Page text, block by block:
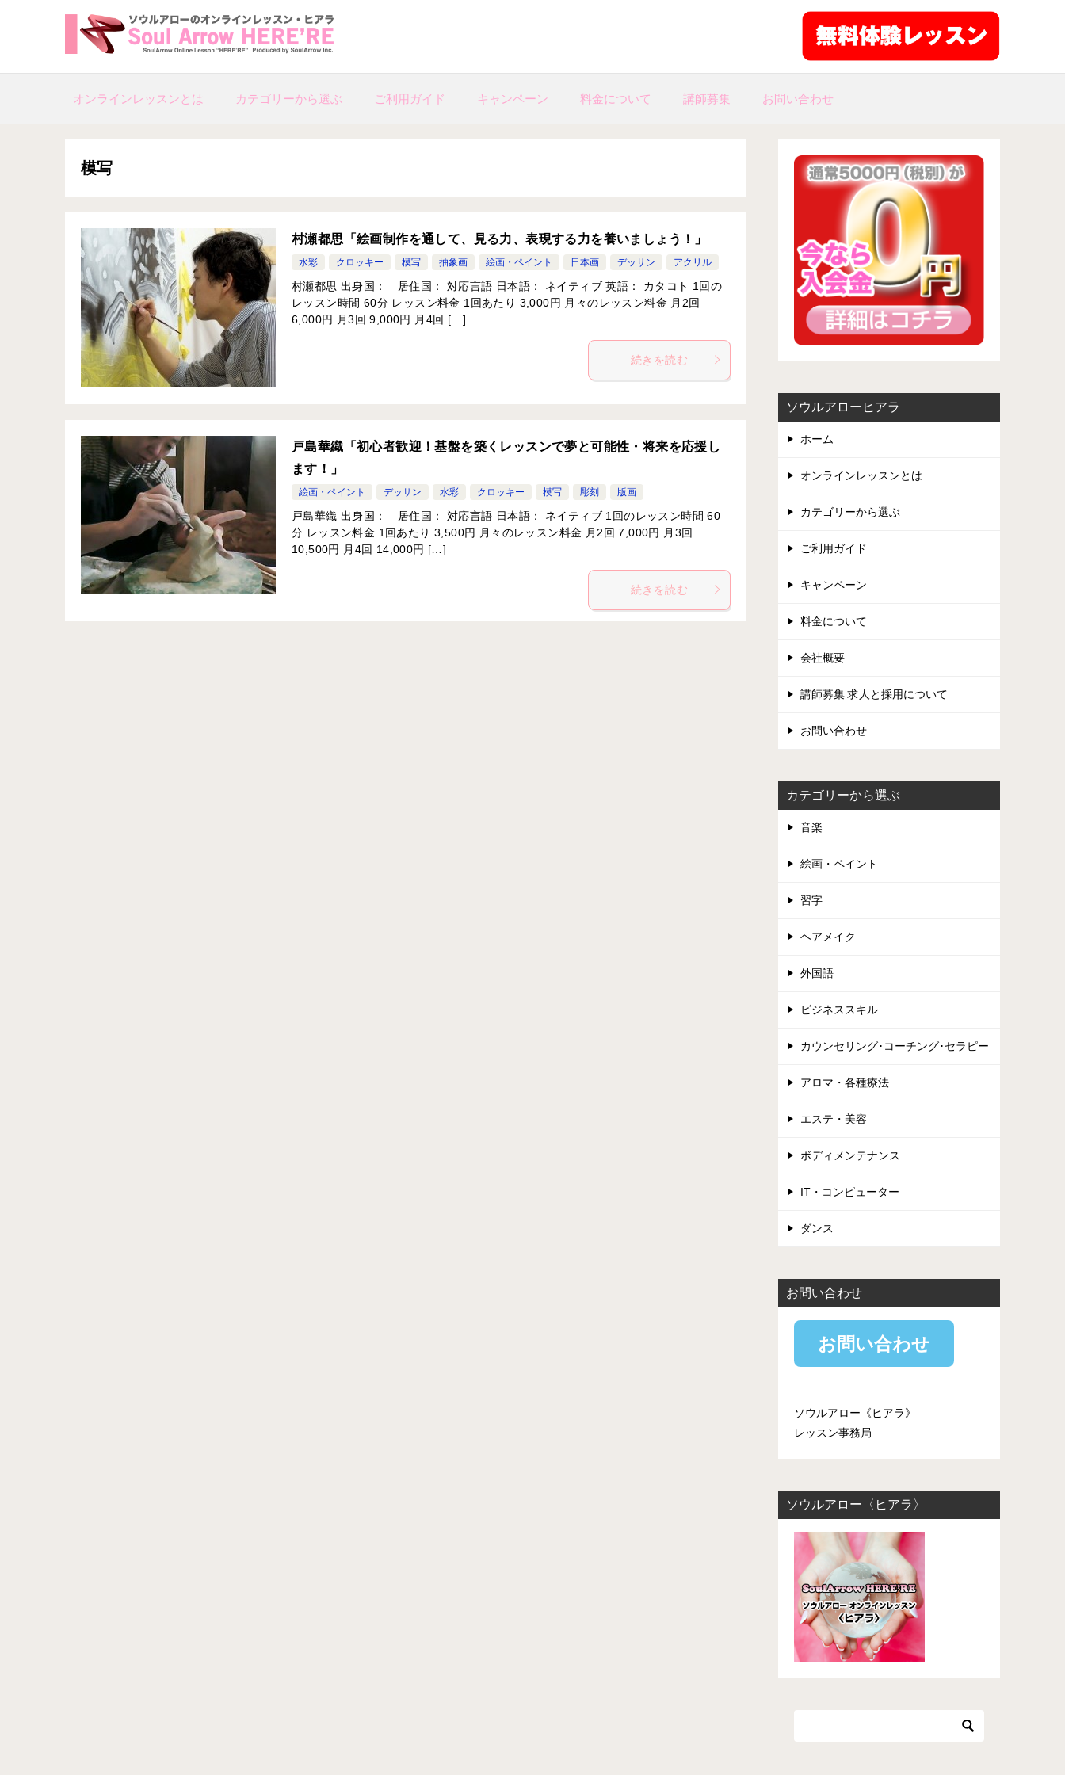
オンラインレッスンとは カテゴリーから選ぶ ご利用ガイド キャンペーン 料金について 講師募集 お問い合わせ
模写
村瀬都思「絵画制作を通して、見る力、表現する力を養いましょう！」
水彩 クロッキー 模写 抽象画 絵画・ペイント 日本画 デッサン アクリル
村瀬都思 出身国： 居住国： 対応言語 日本語： ネイティブ 英語： カタコト 1回の
レッスン時間 60分 レッスン料金 1回あたり 3,000円 月々のレッスン料金 月2回
6,000円 月3回 9,000円 月4回 […]
続きを読む
戸島華織「初心者歓迎！基盤を築くレッスンで夢と可能性・将来を応援し
ます！」
絵画・ペイント デッサン 水彩 クロッキー 模写 彫刻 版画
戸島華織 出身国： 居住国： 対応言語 日本語： ネイティブ 1回のレッスン時間 60
分 レッスン料金 1回あたり 3,500円 月々のレッスン料金 月2回 7,000円 月3回
10,500円 月4回 14,000円 […]
続きを読む
ソウルアローヒアラ
ホーム
オンラインレッスンとは
カテゴリーから選ぶ
ご利用ガイド
キャンペーン
料金について
会社概要
講師募集 求人と採用について
お問い合わせ
カテゴリーから選ぶ
音楽
絵画・ペイント
習字
ヘアメイク
外国語
ビジネススキル
カウンセリング･コーチング･セラピー
アロマ・各種療法
エステ・美容
ボディメンテナンス
IT・コンピューター
ダンス
お問い合わせ
お問い合わせ
ソウルアロー《ヒアラ》
レッスン事務局
ソウルアロー〈ヒアラ〉